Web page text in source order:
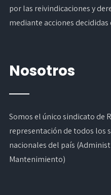
por las reivindicaciones y
mediante acciones
Nosotros
Somos el único sindicato de
representación de todos los
nacionales del país
Mantenimiento)